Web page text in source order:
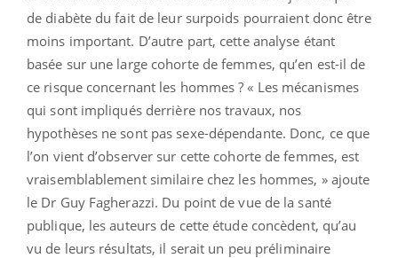
de diabète du fait de leur surpoids pourraient donc être
moins important. D’autre part, cette analyse étant
basée sur une large cohorte de femmes, qu’en est-il de
ce risque concernant les hommes ? « Les mécanismes
qui sont impliqués derrière nos travaux, nos
hypothèses ne sont pas sexe-dépendante. Donc, ce que
l’on vient d’observer sur cette cohorte de femmes, est
vraisemblablement similaire chez les hommes, » ajoute
le Dr Guy Fagherazzi. Du point de vue de la santé
publique, les auteurs de cette étude concèdent, qu’au
vu de leurs résultats, il serait un peu préliminaire